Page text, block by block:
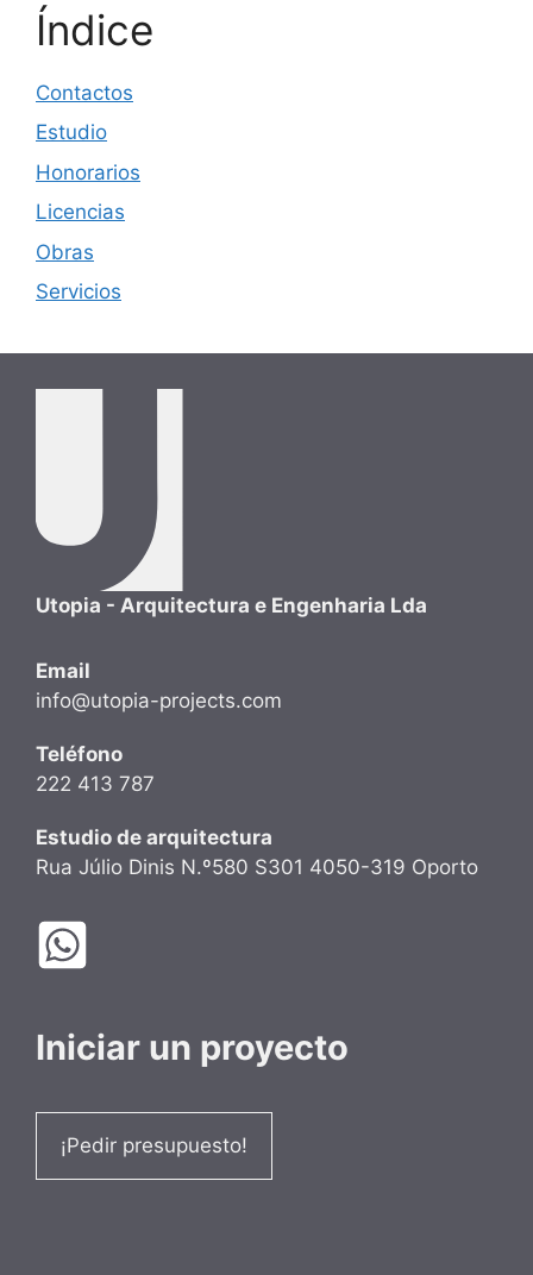
Índice
Contactos
Estudio
Honorarios
Licencias
Obras
Servicios
Utopia - Arquitectura e Engenharia Lda
Email
info@utopia-projects.com
Teléfono
222 413 787
Estudio de arquitectura
Rua Júlio Dinis N.º580 S301 4050-319 Oporto
Iniciar un proyecto
¡Pedir presupuesto!